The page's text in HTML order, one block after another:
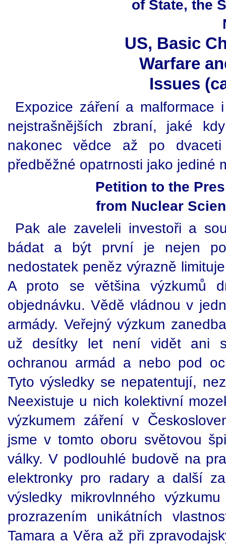
of State, the
US, Basic
Warfare
Issues
Expozice záření a
nejstrašnějších zbraní, jaké
nakonec vědce až po
předběžné opatrnosti jako jediné
Petition to the
from Nuclear
Pak ale zaveleli investoři a
bádat a být první je nejen
nedostatek peněz výrazně
A proto se většina výzkumů
objednávku. Vědě vládnou v
armády. Veřejný výzkum
už desítky let není vidět ani
ochranou armád a nebo pod
Tyto výsledky se nepatentují,
Neexistuje u nich kolektivní
výzkumem záření v
jsme v tomto oboru světovou
války. V podlouhlé budově na
elektronky pro radary a další
výsledky mikrovlnného
prozrazením unikátních
Tamara a Věra až při